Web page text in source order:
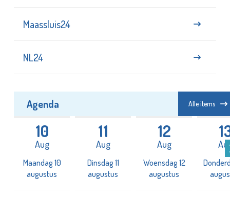
Maassluis24
NL24
Agenda Alle items
10
Aug
Maandag 10
augustus
11
Aug
Dinsdag 11
augustus
12
Aug
Woensdag 12
augustus